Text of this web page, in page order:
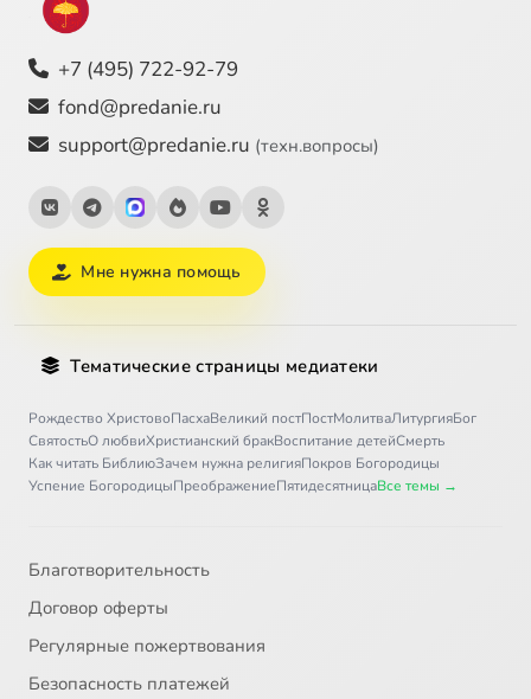
+7 (495) 722-92-79
fond@predanie.ru
support@predanie.ru (техн.вопросы)
Мне нужна помощь
Тематические страницы медиатеки
Рождество ХристовоПасхаВеликий постПостМолитваЛитургияБог
СвятостьО любвиХристианский бракВоспитание детейСмерть
Как читать БиблиюЗачем нужна религияПокров Богородицы
Успение БогородицыПреображениеПятидесятницаВсе темы →
Благотворительность
Договор оферты
Регулярные пожертвования
Безопасность платежей